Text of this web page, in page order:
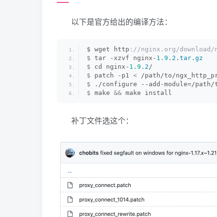
以下是官方给出的编译方法：
$ wget http ://nginx.org/
$ tar -xzvf nginx- 1.9 . 2 . tar . gz
$ cd nginx- 1.9 . 2/
$ patch -p1 < /path/to/
$ ./configure --add-module=/path/
$ make && make install
补丁文件选这个：